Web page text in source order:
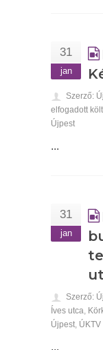
31
jan
Szerző:
elfogadott
Újpest
...
31
jan
Szerző:
Íves utca,
Újpest, ÚKTV
...